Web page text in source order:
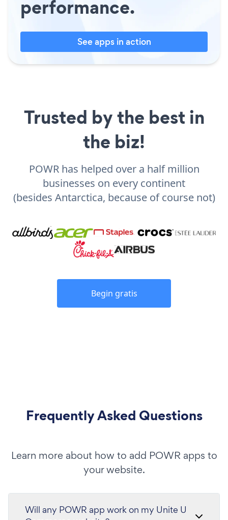
performance.
See apps in action
Trusted by the best in
the biz!
POWR has helped over a half million
businesses on every continent
(besides Antarctica, because of course not)
Begin gratis
Frequently Asked Questions
Learn more about how to add POWR apps to
your website.
Will any POWR app work on my Unite U